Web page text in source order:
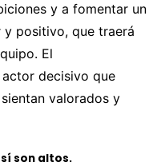
y a fomentar un
positivo, que traerá
El
decisivo que
valorados y
son altos.